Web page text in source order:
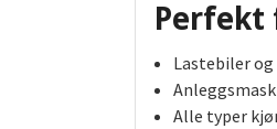
Perfekt
Lastebiler
Alle typer